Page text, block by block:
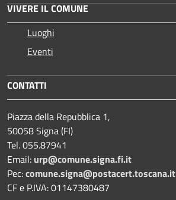
VIVERE IL COMUNE
Luoghi
Eventi
CONTATTI
Piazza della Repubblica 1,
50058 Signa (FI)
Tel. 055.87941
Email: urp@comune.signa.fi.it
Pec:comune.signa@postacert.toscana.it
CF e P.IVA: 01147380487